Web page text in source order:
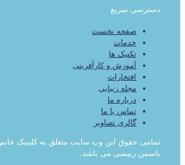
دسترسی سریع
صفحه نخست
خدمات
تکنیک ها
آموزش و کارآفرینی
افتخارات
مجله زیبایی
درباره ما
تماس با ما
گالری تصاویر
تمامی حقوق این وب سایت متعلق به کلینیک خانم
یاسمن رییسی می باشد.